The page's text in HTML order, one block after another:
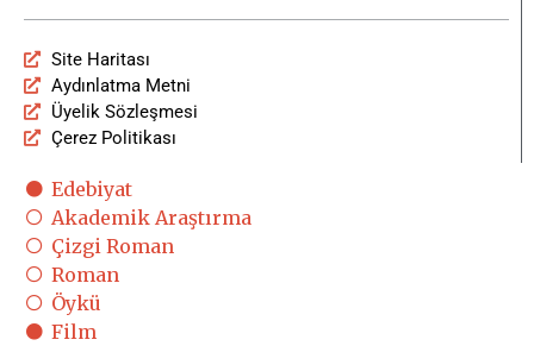
Site Haritası
Aydınlatma Metni
Üyelik Sözleşmesi
Çerez Politikası
Edebiyat
Akademik Araştırma
Çizgi Roman
Roman
Öykü
Film